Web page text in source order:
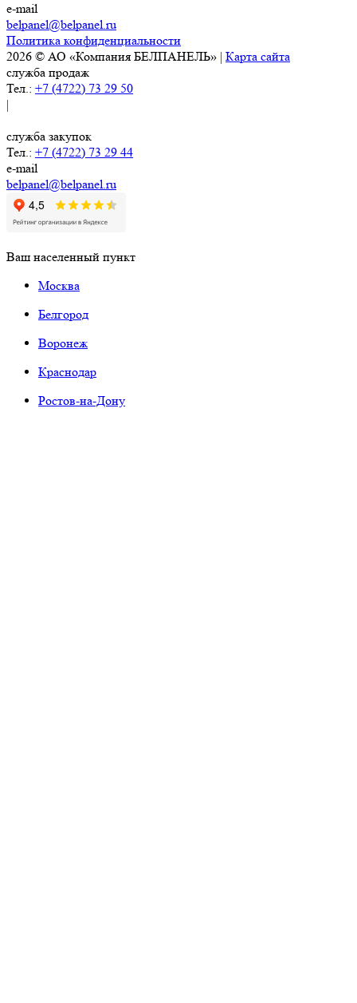
e-mail
belpanel@belpanel.ru
Политика конфиденциальности
2026 © АО «Компания БЕЛПАНЕЛЬ» | Карта сайта
служба продаж
Тел.: +7 (4722) 73 29 50
|
служба закупок
Тел.: +7 (4722) 73 29 44
e-mail
belpanel@belpanel.ru
Ваш населенный пункт
Москва
Белгород
Воронеж
Краснодар
Ростов-на-Дону